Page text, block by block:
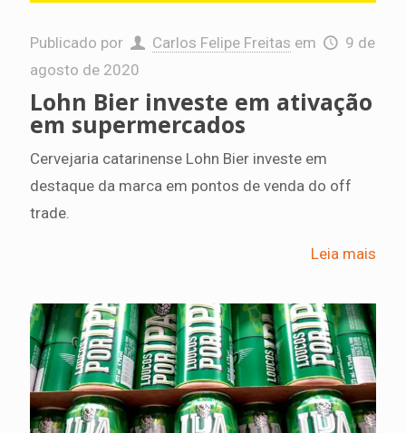
Publicado por Carlos Felipe Freitas em
9 de
agosto de 2020
Lohn Bier investe em ativação
em supermercados
Cervejaria catarinense Lohn Bier investe em
destaque da marca em pontos de venda do off
trade.
Leia mais